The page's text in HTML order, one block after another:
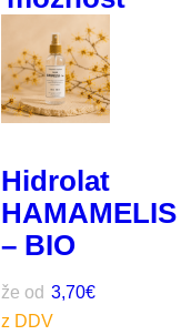
Hidrolat
HAMAMELIS
– BIO
že od 3,70€